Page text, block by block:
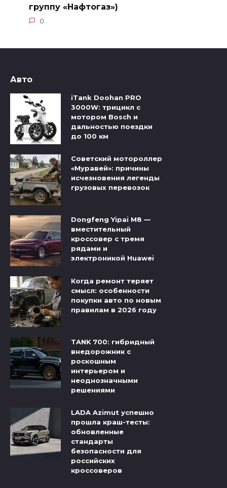
группу «Нафтогаз»)
0
Авто
iTank Doohan PRO
3000W: трицикл с
мотором Bosch и
дальностью поездки
до 100 км
Советский мотороллер
«Муравей»: причины
исчезновения легенды
грузовых перевозок
Dongfeng Yipai M8 —
вместительный
кроссовер с тремя
рядами и
электроникой Huawei
Когда ремонт теряет
смысл: особенности
покупки авто по новым
правилам в 2026 году
TANK 700: гибридный
внедорожник с
роскошным
интерьером и
неоднозначными
решениями
LADA Azimut успешно
прошла краш-тесты:
обновленные
стандарты
безопасности для
российских
кроссоверов